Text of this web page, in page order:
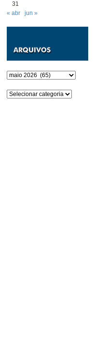
31
« abr
jun »
Arquivos
Categorias